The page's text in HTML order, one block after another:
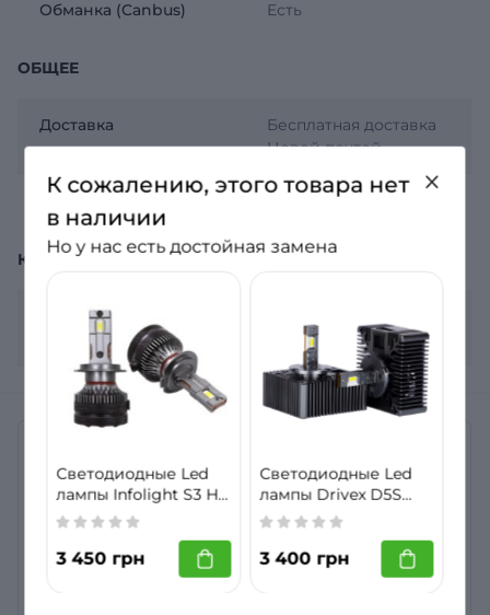
Обманка (Canbus) Есть
ОБЩЕЕ
Доставка
Бесплатная доставка
Новой почтой
12 месяцев
КОМПЛЕКТАЦИЯ
Комплектация
лист
Нет отзывов о товаре Светодиодные Led лампы
Infolight S2 H4 60W
0
0
К сожалению, этого товара нет
в наличии
Но у нас есть достойная замена
Светодиодные Led
лампы Infolight S3 H7
60W
3 450 грн
Светодиодные Led
лампы Drivex D5S
DLX series NEW 50W
3 400 грн